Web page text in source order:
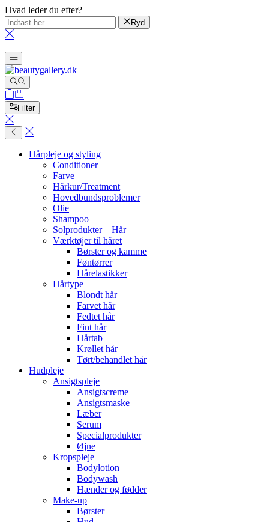
Hvad leder du efter?
Ryd
Filter
Hårpleje og styling
Conditioner
Farve
Hårkur/Treatment
Hovedbundsproblemer
Olie
Shampoo
Solprodukter – Hår
Værktøjer til håret
Børster og kamme
Føntørrer
Hårelastikker
Hårtype
Blondt hår
Farvet hår
Fedtet hår
Fint hår
Hårtab
Krøllet hår
Tørt/behandlet hår
Hudpleje
Ansigtspleje
Ansigtscreme
Ansigtsmaske
Læber
Serum
Specialprodukter
Øjne
Kropspleje
Bodylotion
Bodywash
Hænder og fødder
Make-up
Børster